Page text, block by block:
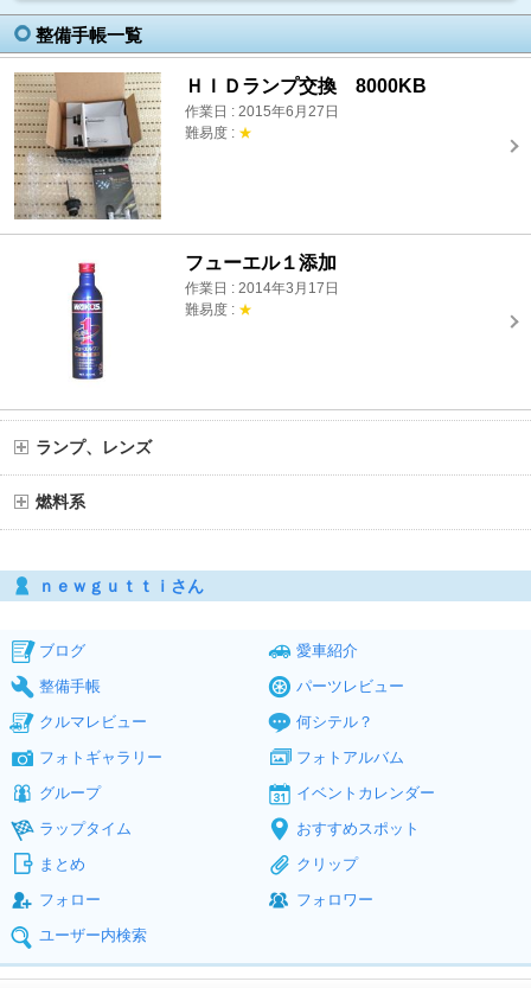
整備手帳一覧
ＨＩＤランプ交換 8000KB
作業日 : 2015年6月27日
難易度 : ★
フューエル１添加
作業日 : 2014年3月17日
難易度 : ★
ランプ、レンズ
燃料系
ｎｅｗｇｕｔｔｉさん
ブログ
愛車紹介
整備手帳
パーツレビュー
クルマレビュー
何シテル？
フォトギャラリー
フォトアルバム
グループ
イベントカレンダー
ラップタイム
おすすめスポット
まとめ
クリップ
フォロー
フォロワー
ユーザー内検索